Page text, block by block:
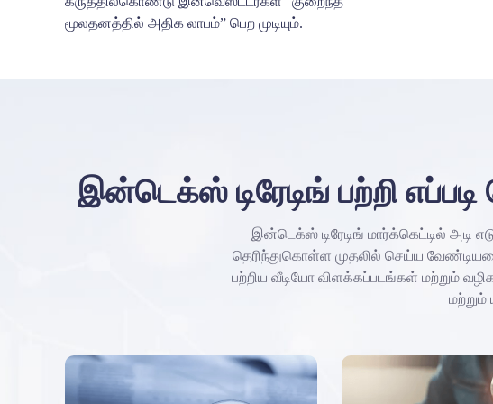
மூலதனத்தில் அதிக லாபம்” பெற முடியும்.
இன்டெக்ஸ் டிரேடிங் பற்றி
இன்டெக்ஸ் டிரேடிங் மார்க்கெட்டில் அடி
தெரிந்துகொள்ள முதலில் செய்ய
பற்றிய வீடியோ விளக்கப்படங்கள் மற்றும்
மற்றும்